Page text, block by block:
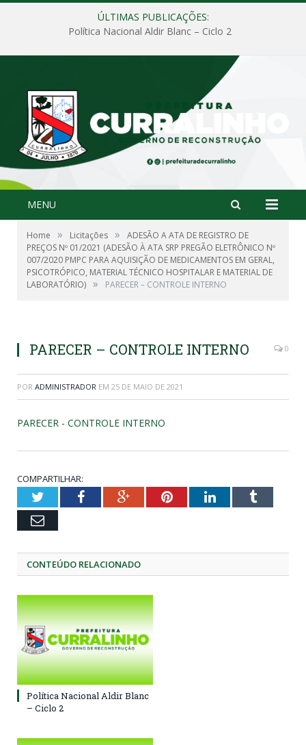
ÚLTIMAS PUBLICAÇÕES:
Política Nacional Aldir Blanc – Ciclo 2
MENU
Home » Licitações »
ADESÃO A ATA DE REGISTRO DE
PREÇOS Nº 01/2021 (ADESÃO À ATA SRP PREGÃO ELETRÔNICO Nº
007/2020 PMPC PARA AQUISIÇÃO DE MEDICAMENTOS EM GERAL,
PSICOTRÓPICO, MATERIAL TÉCNICO HOSPITALAR E MATERIAL DE
LABORATÓRIO) » PARECER – CONTROLE INTERNO
PARECER – CONTROLE INTERNO 0
POR ADMINISTRADOR EM 25 DE MAIO DE 2021
PARECER - CONTROLE INTERNO
COMPARTILHAR:
TwitterFacebookGoogle+PinterestLinkedInTumblr
Email
CONTEÚDO RELACIONADO
Política Nacional Aldir Blanc
– Ciclo 2